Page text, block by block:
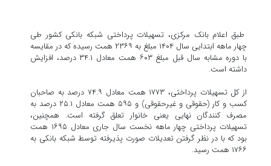
طبق اعلام بانک مرکزی، تسهیلات پرداختی شبکه بانکی کشور طی
چهار ماهه ابتدایی سال ۱۴۰۴ مبلغ به ۲۳۶۹ همت رسیده که در مقایسه
با دوره مشابه سال قبل مبلغ ۶۰۳ همت معادل ۳۴.۱ درصد، افزایش
داشته است.
از کل تسهیلات پرداختی، ۱۷۷۳ همت معادل ۷۴.۹ درصد به صاحبان
کسب و کار (حقوقی و غیرحقوقی) و ۵۹۵ همت معادل ۲۵.۱ درصد به
مصرف کنندگان نهایی یعنی خانوار تعلق گرفته است. همچنین،
تسهیلات پرداختی چهار ماهه نخست سال جاری معادل ۱۶۹۵ همت
بود که با در نظر گرفتن تعدیلات صورت پذیرفته توسط شبکه بانکی به
۱۷۶۶ همت رسید.